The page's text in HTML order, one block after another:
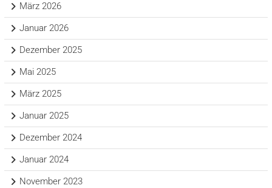
März 2026
Januar 2026
Dezember 2025
Mai 2025
März 2025
Januar 2025
Dezember 2024
Januar 2024
November 2023